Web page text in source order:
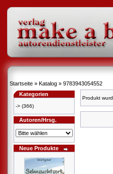
Startseite » Katalog » 9783943054552
Kategorien
-> (366)
Autoren/Hrsg.
Neue Produkte
Produkt